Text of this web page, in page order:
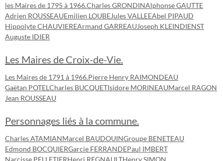
les Maires de 1795 à 1966.Charles GRONDINAlphonse GAUTTE
Adrien ROUSSEAUEmilien LOUBEJules VALLEEAbel PIPAUD
Hippolyte CHAUVIEREArmand GARREAUJoseph KLEINDIENST
Auguste IDIER
Les Maires de Croix-de-Vie.
Les Maires de 1791 à 1966.Pierre Henry RAIMONDEAU
Gaëtan POTEL Charles BUCQUETIsidore MORINEAUMarcel RAGON
Jean ROUSSEAU
Personnages liés à la commune.
Charles ATAMIANMarcel BAUDOUINGroupe BENETEAU
Edmond BOCQUIERGarcie FERRANDEPaul IMBERT
Narcisse PELLETIERHenri REGNAULTHenry SIMON